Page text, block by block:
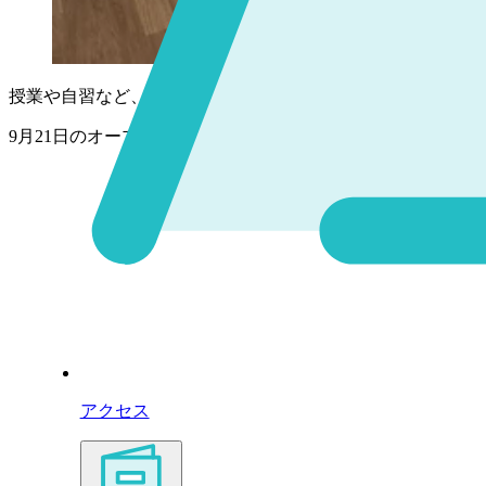
アクセス
授業や自習など、活動に応じて様々な形で利用できます！
9月21日のオープンキャンパスでも見学できます。ぜひご参加